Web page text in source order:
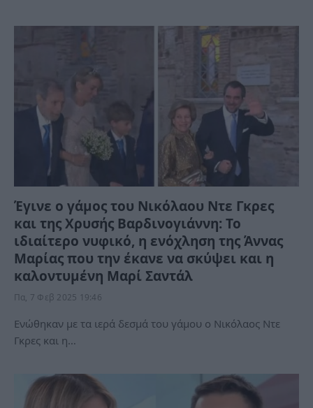
Έγινε ο γάμος του Νικόλαου Ντε Γκρες
και της Χρυσής Βαρδινογιάννη: Το
ιδιαίτερο νυφικό, η ενόχληση της Άννας
Μαρίας που την έκανε να σκύψει και η
καλοντυμένη Μαρί Σαντάλ
Πα, 7 Φεβ 2025 19:46
Ενώθηκαν με τα ιερά δεσμά του γάμου ο Νικόλαος Ντε
Γκρες και η…